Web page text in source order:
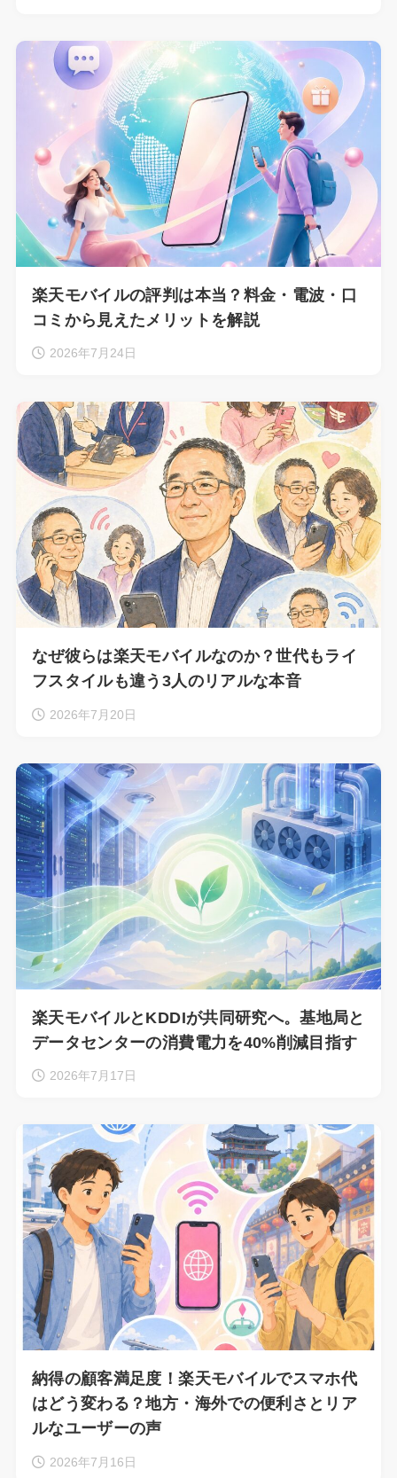
楽天モバイルの評判は本当？料金・電波・口
コミから見えたメリットを解説
2026年7月24日
なぜ彼らは楽天モバイルなのか？世代もライ
フスタイルも違う3人のリアルな本音
2026年7月20日
楽天モバイルとKDDIが共同研究へ。基地局と
データセンターの消費電力を40%削減目指す
2026年7月17日
納得の顧客満足度！楽天モバイルでスマホ代
はどう変わる？地方・海外での便利さとリア
ルなユーザーの声
2026年7月16日